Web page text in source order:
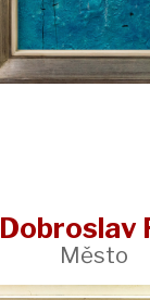
Dobroslav
Město